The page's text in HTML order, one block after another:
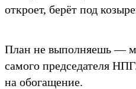
откроет, берёт под
План не выполняешь —
самого председателя
на обогащение.